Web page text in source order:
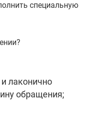
специальную
лаконично
обращения;